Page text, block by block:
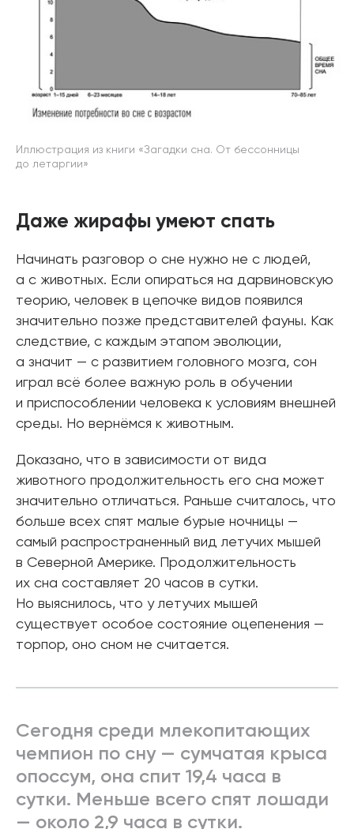
Иллюстрация из книги «Загадки сна. От бессонницы
до летаргии»
Даже жирафы умеют спать
Начинать разговор о сне нужно не с людей,
а с животных. Если опираться на дарвиновскую
теорию, человек в цепочке видов появился
значительно позже представителей фауны. Как
следствие, с каждым этапом эволюции,
а значит — с развитием головного мозга, сон
играл всё более важную роль в обучении
и приспособлении человека к условиям внешней
среды. Но вернёмся к животным.
Доказано, что в зависимости от вида
животного продолжительность его сна может
значительно отличаться. Раньше считалось, что
больше всех спят малые бурые ночницы —
самый распространенный вид летучих мышей
в Северной Америке. Продолжительность
их сна составляет 20 часов в сутки.
Но выяснилось, что у летучих мышей
существует особое состояние оцепенения —
торпор, оно сном не считается.
Сегодня среди млекопитающих
чемпион по сну — сумчатая крыса
опоссум, она спит 19,4 часа в
сутки. Меньше всего спят лошади
— около 2,9 часа в сутки.